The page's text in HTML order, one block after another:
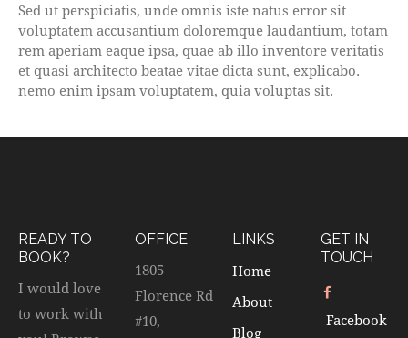
Sed ut perspiciatis, unde omnis iste natus error sit
voluptatem accusantium doloremque laudantium, totam
rem aperiam eaque ipsa, quae ab illo inventore veritatis
et quasi architecto beatae vitae dicta sunt, explicabo.
nemo enim ipsam voluptatem, quia voluptas sit.
READY TO
BOOK?
I would love
to work with
OFFICE
1805
Florence Rd
#10,
LINKS
Home
About
Blog
GET IN
TOUCH
Facebook